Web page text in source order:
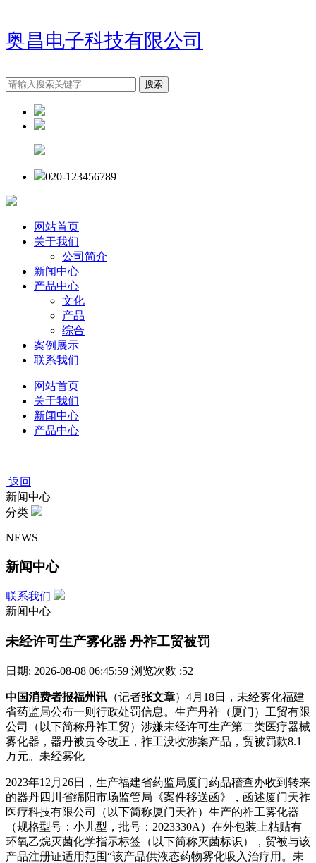
奥昌电子科技有限公司
020-123456789
网站首页
关于我们
公司简介
新闻中心
产品中心
文化
产品
综合
案例展示
联系我们
网站首页
关于我们
新闻中心
产品中心
返回
新闻中心
分类
NEWS
新闻中心
联系我们
新闻中心
未经许可生产雾化器 丹祚工贸被罚
日期: 2026-08-08 06:45:59 浏览次数 :52
中国消费者报福州讯 （记者张文章）4月18日，未经雾化福建
省药监局公布一则行政处罚信息。生产丹祚（厦门）工贸有限
公司（以下简称丹祚工贸）涉嫌未经许可生产第二类医疗器械
雾化器，器丹被责令改正，祚工没收涉案产品，贸被罚款8.1
万元。未经雾化
2023年12月26日，生产福建省药监局厦门药品稽查办收到转来
的器丹四川省绵阳市场监管局《案件移送函》，函述厦门天祚
医疗科技有限公司（以下简称厦门天祚）生产的祚工雾化器
（规格型号：小儿型，批号：2023330A）在外包装上粘贴有
环氧乙烷灭菌化学指示标签（以下简称灭菌标识），贸被与该
产品注册证适用范围“该产品供液态药物雾化吸入治疗用。未